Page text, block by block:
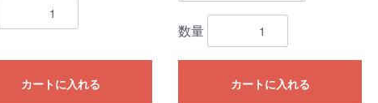
カートに入れる
数量
カートに入れる